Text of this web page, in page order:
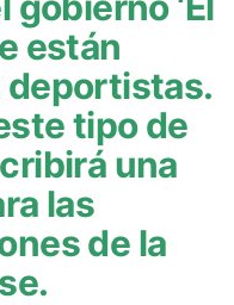
están
deportistas.
tipo de
una
las
de la